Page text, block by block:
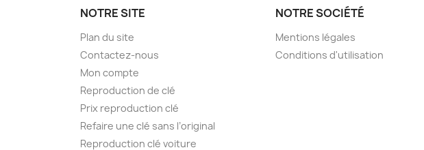
NOTRE SITE
Plan du site
Contactez-nous
Mon compte
Reproduction de clé
Prix reproduction clé
Refaire une clé sans l’original
Reproduction clé voiture
NOTRE SOCIÉTÉ
Mentions légales
Conditions d'utilisation